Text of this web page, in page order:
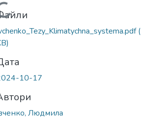
10-17
Людмила